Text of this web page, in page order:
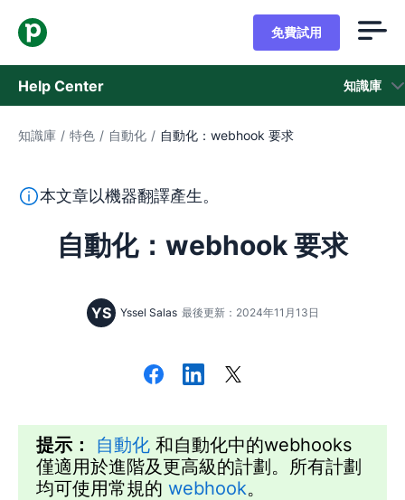
免費試用
Help Center 知識庫
知識庫
狀態
知識庫 / 特色 / 自動化 / 自動化：webhook 要求
本段文字係以機器翻譯工具由英文翻譯而來，尚未經由真
本文章以機器翻譯產生。
自動化：webhook 要求
YS Yssel Salas 最後更新：2024年11月13日
提示： 自動化 和自動化中的webhooks
僅適用於進階及更高級的計劃。所有計劃
均可使用常規的 webhook。